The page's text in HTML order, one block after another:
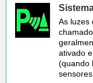
As luzes
ativado
(quando